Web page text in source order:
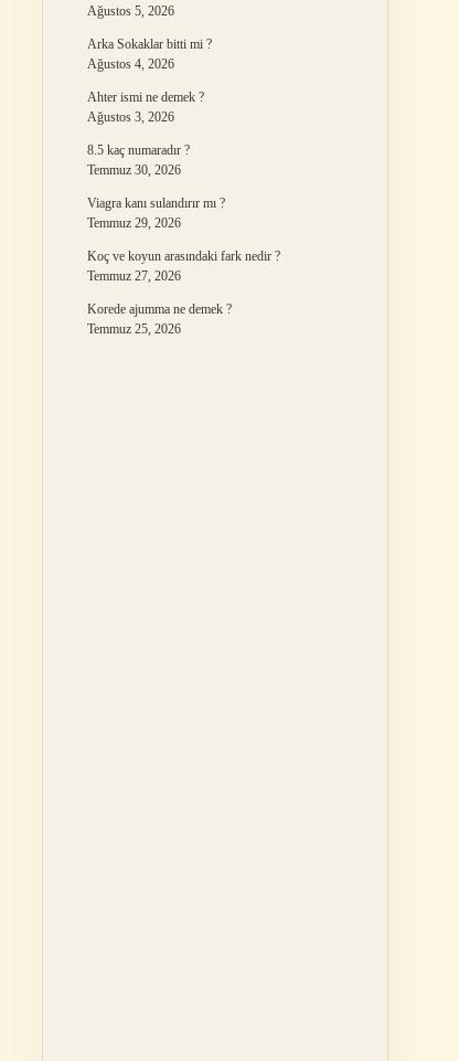
Ağustos 5, 2026
Arka Sokaklar bitti mi ?
Ağustos 4, 2026
Ahter ismi ne demek ?
Ağustos 3, 2026
8.5 kaç numaradır ?
Temmuz 30, 2026
Viagra kanı sulandırır mı ?
Temmuz 29, 2026
Koç ve koyun arasındaki fark nedir ?
Temmuz 27, 2026
Korede ajumma ne demek ?
Temmuz 25, 2026